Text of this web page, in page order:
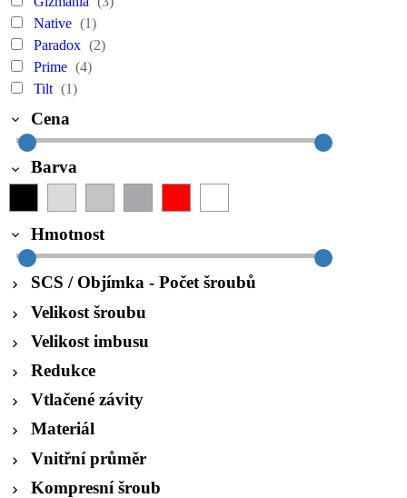
Native (1)
Paradox (2)
Prime (4)
Tilt (1)
Cena
Barva
Hmotnost
SCS / Objímka - Počet šroubů
Velikost šroubu
Velikost imbusu
Redukce
Vtlačené závity
Materiál
Vnitřní průměr
Kompresní šroub